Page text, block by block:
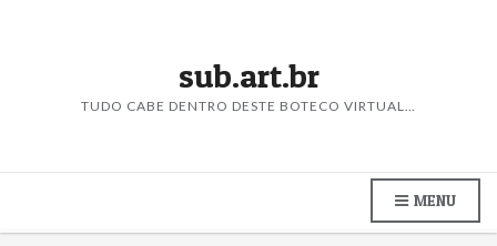
sub.art.br
TUDO CABE DENTRO DESTE BOTECO VIRTUAL…
MENU